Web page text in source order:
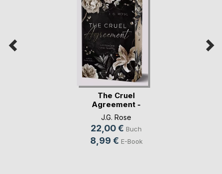
The Cruel
Agreement -
Gestohlen vo(...)
J.G. Rose
22,00 € Buch
8,99 € E-Book